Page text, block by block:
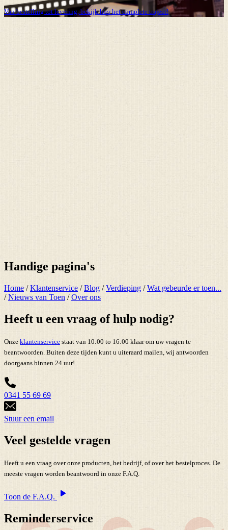
Van bestelling tot levering, bekijk hier het complete traject!
Handige pagina's
Home /Klantenservice /Blog /Verdieping /Wat gebeurde er toen...
/Nieuws van Toen /Over ons
Heeft u een vraag of hulp nodig?
Onze klantenservice staat van 10:00 to 16:00 klaar om uw vragen te
beantwoorden. Buiten deze tijden kunt u uiteraard mailen, wij antwoorden
doorgaans binnen 24 uur!
0341 55 69 69
Stuur een email
Veel gestelde vragen
Heeft u een vraag over onze producten, het bedrijf, of over het bestelproces. De
meeste vragen worden beantwoord in onze F.A.Q.
Toon de F.A.Q.
Reminderservice